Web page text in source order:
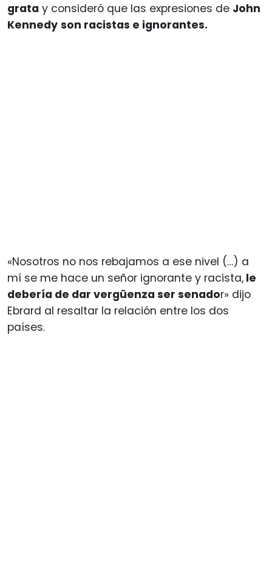
grata y consideró que las expresiones de John
Kennedy son racistas e ignorantes.
«Nosotros no nos rebajamos a ese nivel (…) a
mí se me hace un señor ignorante y racista, le
debería de dar vergüenza ser senador» dijo
Ebrard al resaltar la relación entre los dos
países.